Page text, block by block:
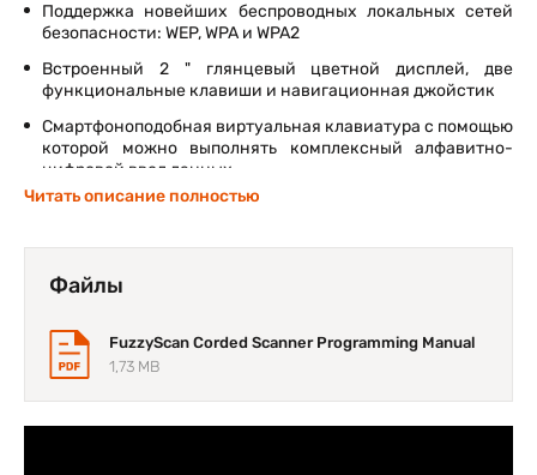
Поддержка новейших беспроводных локальных сетей
безопасности: WEP, WPA и WPA2
Встроенный 2 " глянцевый цветной дисплей, две
функциональные клавиши и навигационная джойстик
Смартфоноподобная виртуальная клавиатура с помощью
которой можно выполнять комплексный алфавитно-
цифровой ввод данных
Встроенный вибратор сигнал идеально подходит, для
передачи данных On-Line
передачи доступны для пакетной обработки
Ultimate WaveCentre программное обеспечение для
разработки приложений
Читать описание полностью
Файлы
FuzzyScan Corded Scanner Programming Manual
1,73 MB